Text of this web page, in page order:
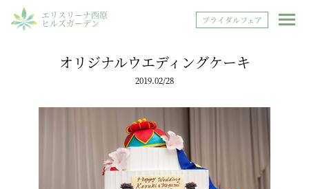
エリスリーナ西原
ヒルズガーデン ブライダルフェア
オリジナルウエディングケーキ
2019.02/28